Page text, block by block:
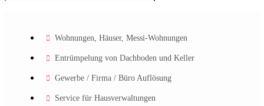
Wohnungen, Häuser, Messi-Wohnungen
Entrümpelung von Dachboden und Keller
Gewerbe / Firma / Büro Auflösung
Service für Hausverwaltungen